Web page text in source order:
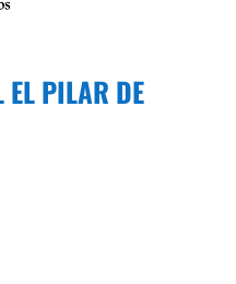
EL PILAR DE